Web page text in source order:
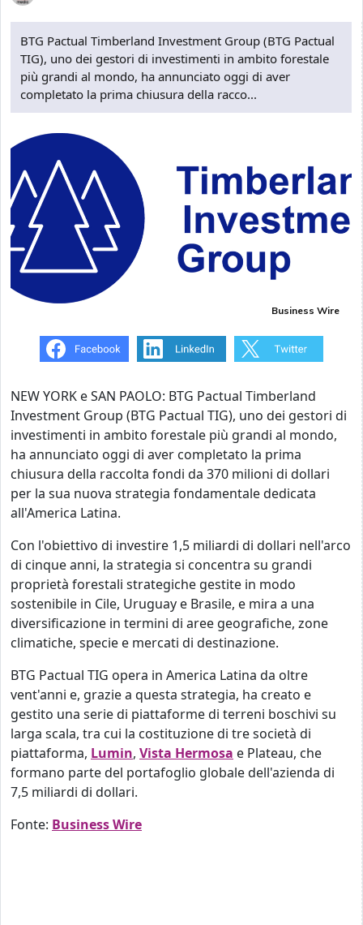
BTG Pactual Timberland Investment Group (BTG Pactual
TIG), uno dei gestori di investimenti in ambito forestale
più grandi al mondo, ha annunciato oggi di aver
completato la prima chiusura della racco...
Business Wire
NEW YORK e SAN PAOLO: BTG Pactual Timberland
Investment Group (BTG Pactual TIG), uno dei gestori di
investimenti in ambito forestale più grandi al mondo,
ha annunciato oggi di aver completato la prima
chiusura della raccolta fondi da 370 milioni di dollari
per la sua nuova strategia fondamentale dedicata
all'America Latina.
Con l'obiettivo di investire 1,5 miliardi di dollari nell'arco
di cinque anni, la strategia si concentra su grandi
proprietà forestali strategiche gestite in modo
sostenibile in Cile, Uruguay e Brasile, e mira a una
diversificazione in termini di aree geografiche, zone
climatiche, specie e mercati di destinazione.
BTG Pactual TIG opera in America Latina da oltre
vent'anni e, grazie a questa strategia, ha creato e
gestito una serie di piattaforme di terreni boschivi su
larga scala, tra cui la costituzione di tre società di
piattaforma, Lumin, Vista Hermosa e Plateau, che
formano parte del portafoglio globale dell'azienda di
7,5 miliardi di dollari.
Fonte: Business Wire